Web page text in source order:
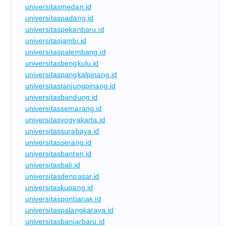
universitasmedan.id
universitaspadang.id
universitaspekanbaru.id
universitasjambi.id
universitaspalembang.id
universitasbengkulu.id
universitaspangkalpinang.id
universitastanjungpinang.id
universitasbandung.id
universitassemarang.id
universitasyogyakarta.id
universitassurabaya.id
universitasserang.id
universitasbanten.id
universitasbali.id
universitasdenpasar.id
universitaskupang.id
universitaspontianak.id
universitaspalangkaraya.id
universitasbanjarbaru.id